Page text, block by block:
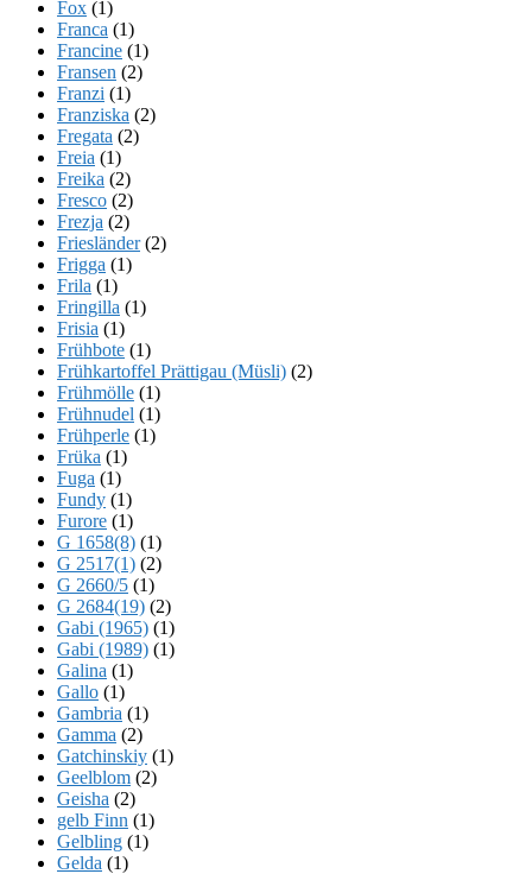
Fox (1)
Franca (1)
Francine (1)
Fransen (2)
Franzi (1)
Franziska (2)
Fregata (2)
Freia (1)
Freika (2)
Fresco (2)
Frezja (2)
Friesländer(2)
Frigga (1)
Frila (1)
Fringilla (1)
Frisia (1)
Frühbote (1)
Frühkartoffel Prättigau (Müsli) (2)
Frühmölle (1)
Frühnudel (1)
Frühperle (1)
Früka (1)
Fuga (1)
Fundy (1)
Furore (1)
G 1658(8) (1)
G 2517(1) (2)
G 2660/5 (1)
G 2684(19) (2)
Gabi (1965) (1)
Gabi (1989) (1)
Galina (1)
Gallo (1)
Gambria (1)
Gamma (2)
Gatchinskiy (1)
Geelblom (2)
Geisha (2)
gelb Finn (1)
Gelbling (1)
Gelda (1)